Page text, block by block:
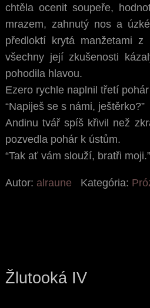
chtěla ocenit soupeře,
mrazem, zahnutý nos a
předloktí krytá manžetami
všechny její zkušenosti
pohodila hlavou.
Ezero rychle naplnil třetí
“Napiješ se s námi, ještěrko?”
Andinu tvář spíš křivil než
pozvedla pohár k ústům.
“Tak ať vám slouží, bratři moji.”
Autor: alraune Kategória:
Žlutooká IV